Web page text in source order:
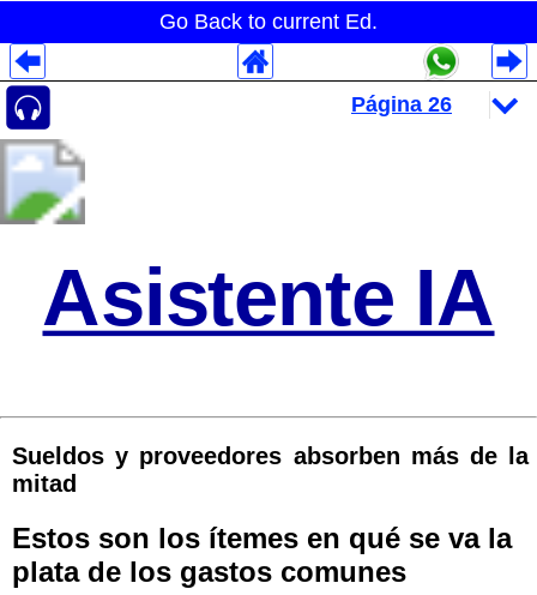
Go Back to current Ed.
Asistente IA
Sueldos y proveedores absorben más de la
mitad
Estos son los ítemes en qué se va la
plata de los gastos comunes
Despliegues Analytics
Despliegues Totales
Despliegues por Rubros